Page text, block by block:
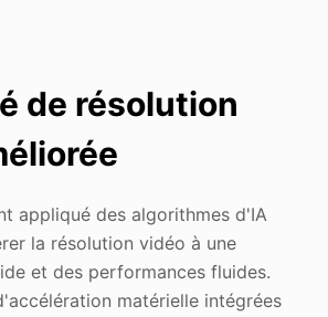
de résolution
appliqué des algorithmes d'IA
la résolution vidéo à une
et des performances fluides.
matérielle intégrées